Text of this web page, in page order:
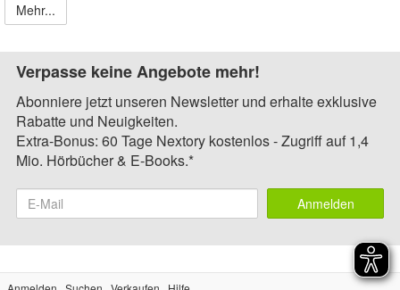
Mehr...
Verpasse keine Angebote mehr!
Abonniere jetzt unseren Newsletter und erhalte exklusive
Rabatte und Neuigkeiten.
Extra-Bonus: 60 Tage Nextory kostenlos - Zugriff auf 1,4
Mio. Hörbücher & E-Books.*
Anmelden